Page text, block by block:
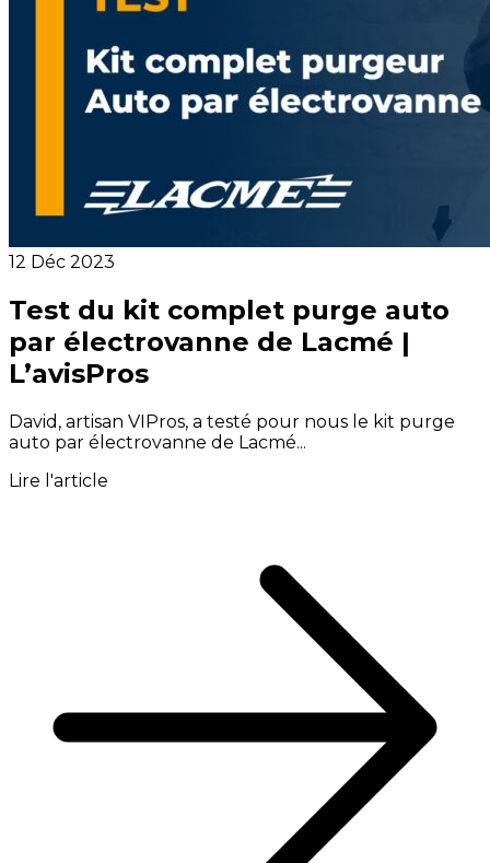
12 Déc 2023
Test du kit complet purge auto
par électrovanne de Lacmé |
L’avisPros
David, artisan VIPros, a testé pour nous le kit purge
auto par électrovanne de Lacmé...
Lire l'article